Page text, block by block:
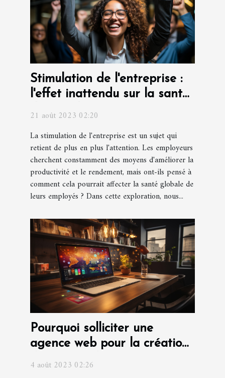
Stimulation de l'entreprise :
l'effet inattendu sur la santé
des employés
21 août 2023 02:20
La stimulation de l'entreprise est un sujet qui
retient de plus en plus l'attention. Les employeurs
cherchent constamment des moyens d'améliorer la
productivité et le rendement, mais ont-ils pensé à
comment cela pourrait affecter la santé globale de
leurs employés ? Dans cette exploration, nous...
Pourquoi solliciter une
agence web pour la création
d'un site web pour votre
4 août 2023 02:26